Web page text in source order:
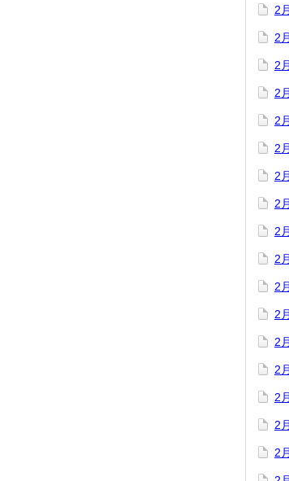
2
2
2
2
2
2
2
2
2
2
2
2
2
2
2
2
2